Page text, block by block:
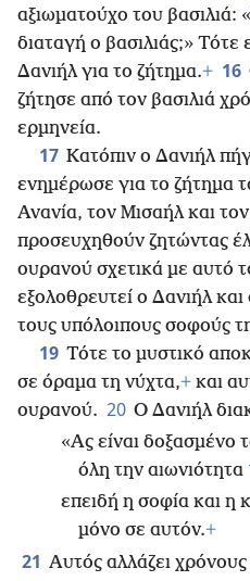
αξιωματούχο του βασιλιά:
διαταγή ο βασιλιάς;»
Δανιήλ για το ζήτημα.+ 16
ζήτησε από τον βασιλιά
ερμηνεία.
17 Κατόπιν ο Δανιήλ
ενημέρωσε για το ζήτημα
Ανανία, τον Μισαήλ και
προσευχηθούν ζητώντας
ουρανού σχετικά με αυτό
εξολοθρευτεί ο Δανιήλ
τους υπόλοιπους σοφούς
19 Τότε το μυστικό
σε όραμα τη νύχτα,+ και
ουρανού. 20 Ο Δανιήλ
«Ας είναι δοξασμένο
όλη την αιωνιότητα
επειδή η σοφία και η
μόνο σε αυτόν.+
21 Αυτός αλλάζει χρόνους